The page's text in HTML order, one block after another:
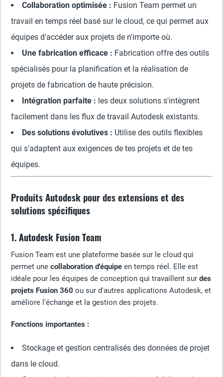
Collaboration optimisée : Fusion Team permet un
travail en temps réel basé sur le cloud, ce qui permet aux
équipes d'accéder aux projets de n'importe où.
Une fabrication efficace : Fabrication offre des outils
spécialisés pour la planification et la réalisation de
projets de fabrication de haute précision.
Intégration parfaite : les deux solutions s'intègrent
facilement dans les flux de travail Autodesk existants.
Des solutions évolutives : Utilise des outils flexibles
qui s'adaptent aux exigences de tes projets et de tes
équipes.
Produits Autodesk pour des extensions et des
solutions spécifiques
1. Autodesk Fusion Team
Fusion Team est une plateforme basée sur le cloud qui
permet une collaboration d'équipe en temps réel. Elle est
idéale pour les équipes de conception qui travaillent sur des
projets Fusion 360 ou sur d'autres applications Autodesk, et
améliore l'échange et la gestion des projets.
Fonctions importantes :
Stockage et gestion centralisés des données de projet
dans le cloud.